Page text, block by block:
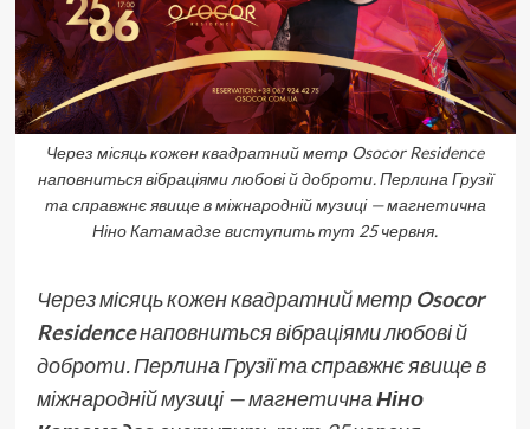
Через місяць кожен квадратний метр Osocor Residence
наповниться вібраціями любові й доброти. Перлина Грузії
та справжнє явище в міжнародній музиці — магнетична
Ніно Катамадзе виступить тут 25 червня.
Через місяць кожен квадратний метр Osocor
Residenceнаповниться вібраціями любові й
доброти. Перлина Грузії та справжнє явище в
міжнародній музиці — магнетичнаНіно